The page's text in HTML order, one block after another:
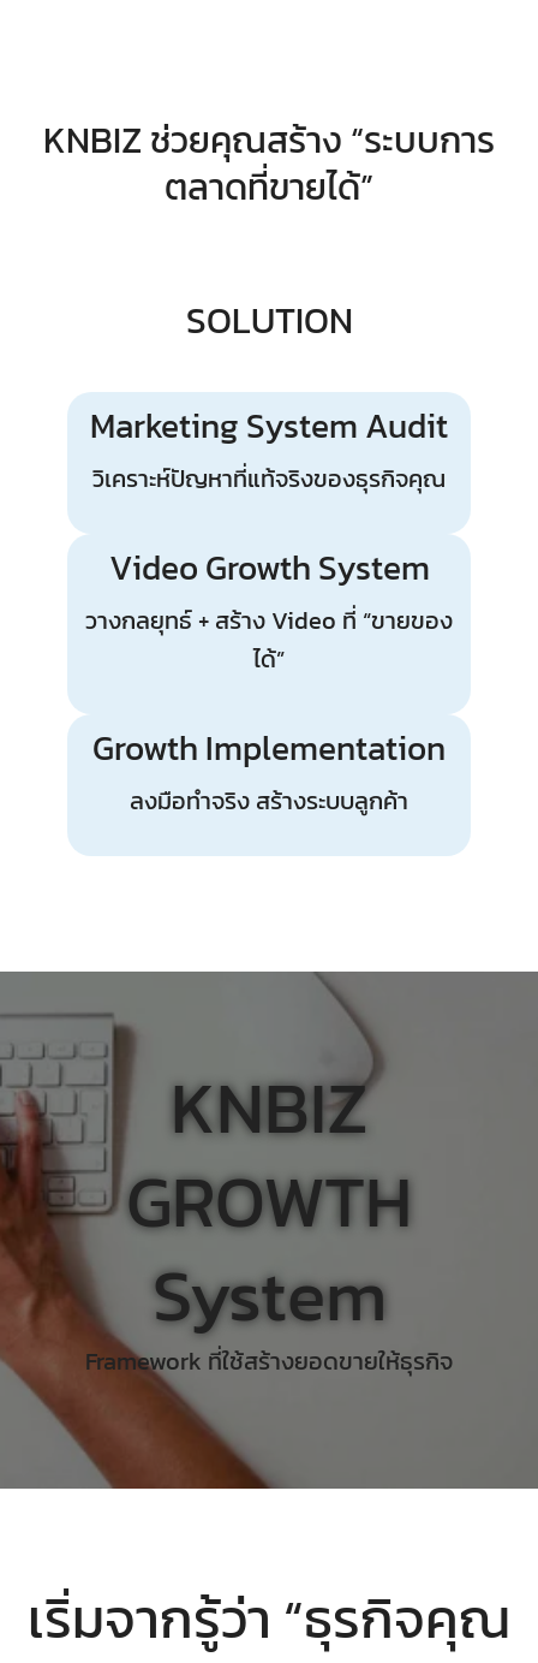
KNBIZ ช่วยคุณสร้าง “ระบบการ
ตลาดที่ขายได้”
SOLUTION
Marketing System Audit
วิเคราะห์ปัญหาที่แท้จริงของธุรกิจคุณ
Video Growth System
วางกลยุทธ์ + สร้าง Video ที่ “ขายของ
ได้”
Growth Implementation
ลงมือทำจริง สร้างระบบลูกค้า
KNBIZ
GROWTH
System
Framework ที่ใช้สร้างยอดขายให้ธุรกิจ
เริ่มจากรู้ว่า “ธุรกิจคุณ